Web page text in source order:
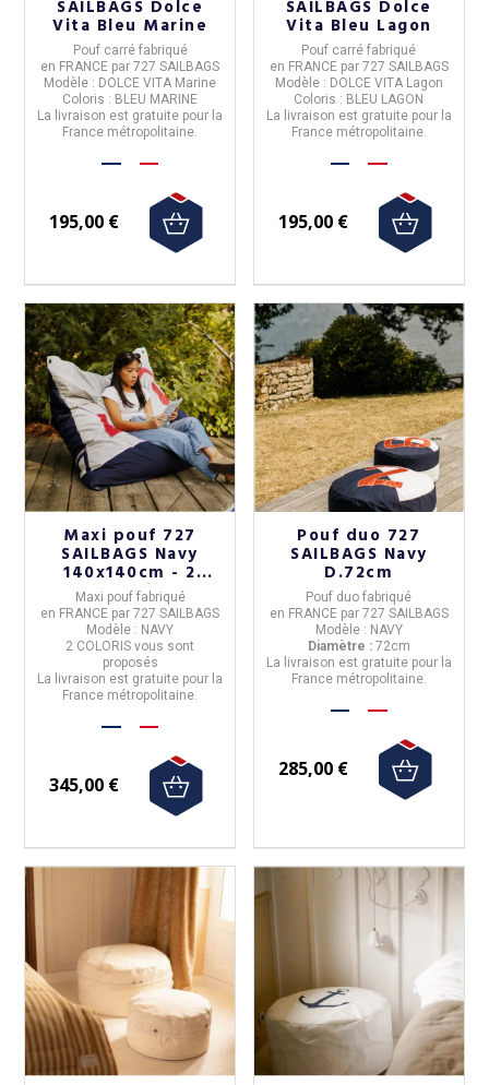
SAILBAGS Dolce
Vita Bleu Marine
Pouf carré fabriqué
en FRANCE par727 SAILBAGS
Modèle : DOLCE VITA Marine
Coloris : BLEU MARINE
La livraison est gratuite pour la
France métropolitaine.
195,00 €
SAILBAGS Dolce
Vita Bleu Lagon
Pouf carréfabriqué
en FRANCE par 727 SAILBAGS
Modèle : DOLCE VITA Lagon
Coloris : BLEU LAGON
La livraison est gratuite pour la
France métropolitaine.
195,00 €
Maxi pouf 727
SAILBAGS Navy
140x140cm - 2
coloris
Maxi pouf fabriqué
en FRANCE par727 SAILBAGS
Modèle : NAVY
2 COLORIS vous sont
proposés
La livraison est gratuite pour la
France métropolitaine.
345,00 €
Pouf duo 727
SAILBAGS Navy
D.72cm
Pouf duofabriqué
en FRANCE par 727 SAILBAGS
Modèle : NAVY
Diamètre : 72cm
La livraison est gratuite pour la
France métropolitaine.
285,00 €